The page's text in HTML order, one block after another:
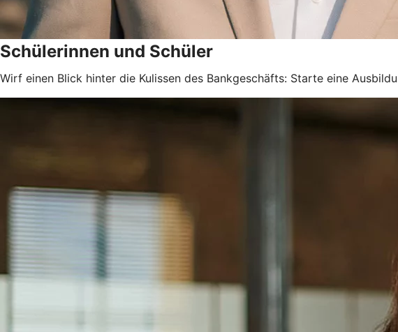
Schülerinnen und Schüler
Wirf einen Blick hinter die Kulissen des Bankgeschäfts: Starte eine